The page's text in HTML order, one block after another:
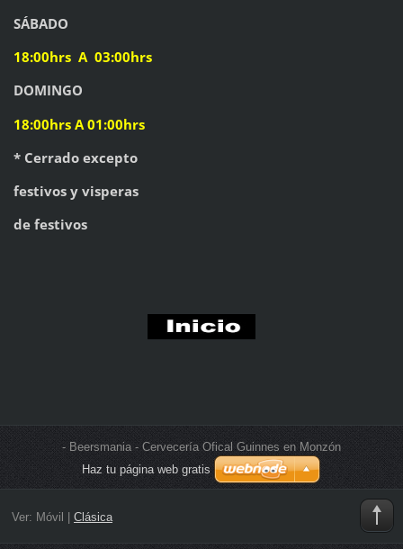
SÁBADO
18:00hrs A 03:00hrs
DOMINGO
18:00hrs A 01:00hrs
* Cerrado excepto
festivos y visperas
de festivos
- Beersmania - Cervecería Ofical Guinnes en Monzón
Haz tu página web gratis
Ver: Móvil Clásica